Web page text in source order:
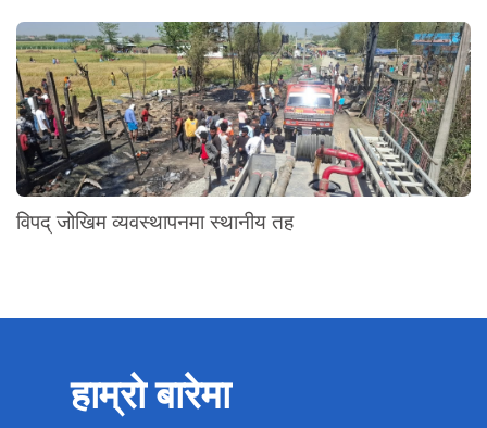
विपद् जोखिम व्यवस्थापनमा स्थानीय तह
हाम्रो बारेमा